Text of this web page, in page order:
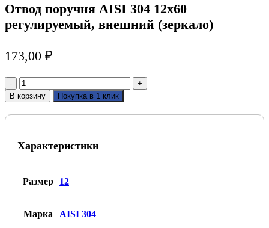
Отвод поручня AISI 304 12х60
регулируемый, внешний (зеркало)
173,00 ₽
Количество
товара
Отвод
поручня
12х60
(зеркало)
В корзину Покупка в 1 клик
Характеристики
Размер 12
Марка AISI 304